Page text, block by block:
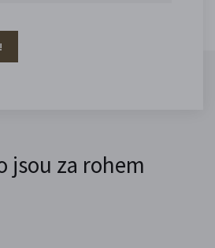
jsou za rohem